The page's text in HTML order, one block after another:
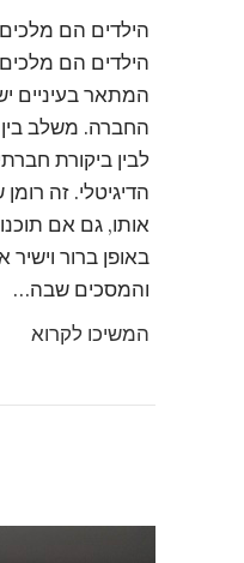
הילדים הם מלכים
הילדים הם
המתאר בעיניים
החברה. משלב
לבין ביקורת
הדיגיטלי. זה
אותו, גם אם
באופן ברור
והמסכים שבה…
המשיכו לקרוא